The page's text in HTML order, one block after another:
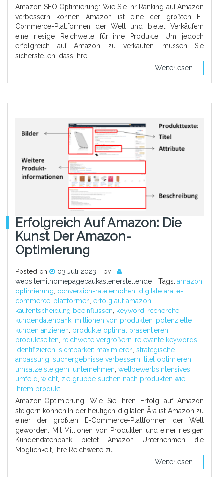
Amazon SEO Optimierung: Wie Sie Ihr Ranking auf Amazon
verbessern können Amazon ist eine der größten E-
Commerce-Plattformen der Welt und bietet Verkäufern
eine riesige Reichweite für ihre Produkte. Um jedoch
erfolgreich auf Amazon zu verkaufen, müssen Sie
sicherstellen, dass Ihre
Weiterlesen
Erfolgreich Auf Amazon: Die
Kunst Der Amazon-
Optimierung
Posted on 03 Juli 2023
by :
websitemithomepagebaukastenerstellende
Tags: amazon
optimierung conversion-rate erhöhen digitale ära e-
commerce-plattformen erfolg auf amazon
kaufentscheidung beeinflussen
keyword-recherche
kundendatenbank millionen von produkten potenzielle
kunden anziehen produkte optimal präsentieren
produktseiten reichweite vergrößern relevante keywords
identifizieren sichtbarkeit maximieren strategische
anpassung suchergebnisse verbessern titel optimieren
umsätze steigern unternehmen wettbewerbsintensives
umfeld wicht zielgruppe suchen nach produkten wie
ihrem produkt
Amazon-Optimierung: Wie Sie Ihren Erfolg auf Amazon
steigern können In der heutigen digitalen Ära ist Amazon zu
einer der größten E-Commerce-Plattformen der Welt
geworden. Mit Millionen von Produkten und einer riesigen
Kundendatenbank bietet Amazon Unternehmen die
Möglichkeit, ihre Reichweite zu
Weiterlesen